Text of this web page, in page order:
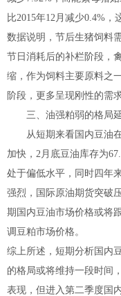
比2015年12月减少0.4%
数据说明，节后生猪饲料
节日消耗后的补栏阶段，
缩，作为饲料主要原料之
阶段，更多呈现刚性的需
三、油强粕弱的格局延
从短期来看国内豆油在
加快，2月底豆油库存为
处于偏低水平，同时四年
强烈，国际原油期货突破
期国内豆油市场价格或将
调豆粕市场价格。
综上所述，短期分析国内
的格局或将维持一段时间
表现，但进入第二季度国